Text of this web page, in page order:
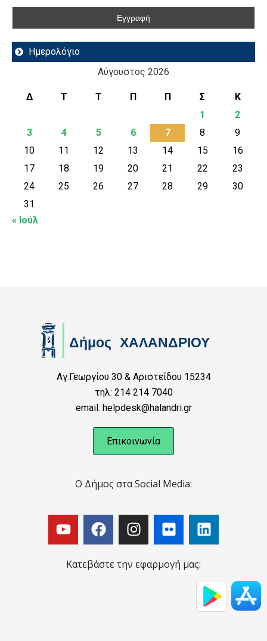
Ημερολόγιο
Αύγουστος 2026
Δ Τ Τ Π Π Σ
Κ
1
2
3
4 5 6 7 8
9
10
11 12 13 14 15
16
17
18 19 20 21 22
23
24
25 26 27 28 29
30
31
« Ιούλ
Αγ.Γεωργίου 30 & Αριστείδου 15234
τηλ: 214 214 7040
email: helpdesk@halandri.gr
Επικοινωνία
Ο Δήμος στα Social Media:
Κατεβάστε την εφαρμογή μας: